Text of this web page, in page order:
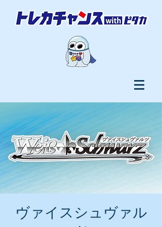
ヴァイスシュヴァル